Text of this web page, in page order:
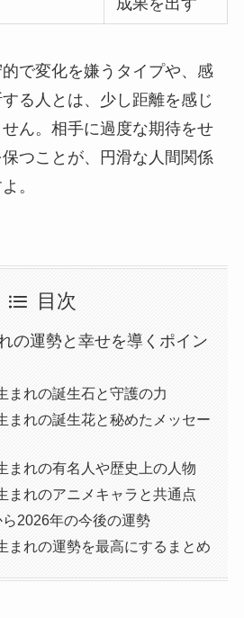
成果を出す
で変化を嫌うタイプや、感
る人とは、少し距離を感じ
ん。相手に過度な期待をせ
つことが、円滑な人間関係
。
目次
の運勢と幸せを導くポイン
まれの誕生石と守護の力
まれの誕生花と秘めたメッセー
まれの有名人や歴史上の人物
まれのアニメキャラと共通点
2026年の今後の運勢
まれの運勢を最高にするまとめ